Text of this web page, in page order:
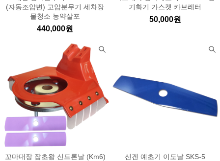
(자동조압변) 고압분무기 세차장
물청소 농약살포
440,000원
기화기 가스켓 카브레터
50,000원
꼬마대장 잡초왕 신드론날 (Km6)
신겐 예초기 이도날 SKS-5